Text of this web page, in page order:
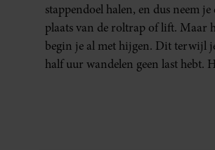
stappendoel halen, en dus neem
plaats van de roltrap of lift. Maar
begin je al met hijgen. Dit terwijl
half uur wandelen geen last hebt.